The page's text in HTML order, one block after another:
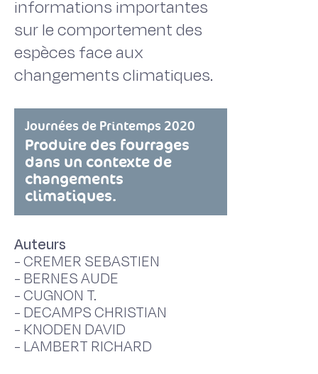
informations importantes
sur le comportement des
espèces face aux
changements climatiques.
Journées de Printemps 2020
Produire des fourrages
dans un contexte de
changements
climatiques.
Auteurs
-CREMER SEBASTIEN
- BERNES AUDE
-CUGNON T.
- DECAMPS CHRISTIAN
- KNODEN DAVID
- LAMBERT RICHARD